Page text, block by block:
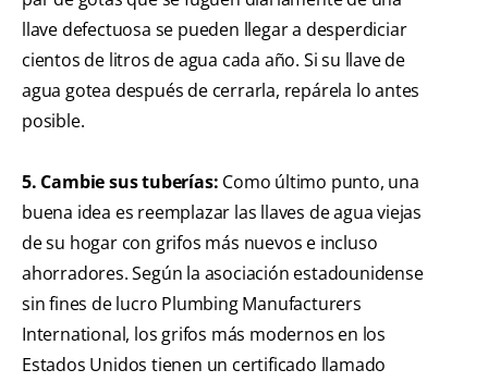
llave defectuosa se pueden llegar a desperdiciar
cientos de litros de agua cada año. Si su llave de
agua gotea después de cerrarla, repárela lo antes
posible.
5. Cambie sus tuberías: Como último punto, una
buena idea es reemplazar las llaves de agua viejas
de su hogar con grifos más nuevos e incluso
ahorradores. Según la asociación estadounidense
sin fines de lucro Plumbing Manufacturers
International, los grifos más modernos en los
Estados Unidos tienen un certificado llamado